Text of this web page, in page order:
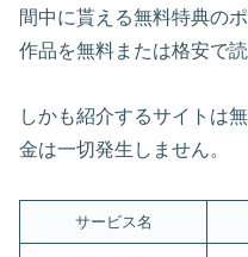
間中に貰える無料特典の
作品を無料または格安で
しかも紹介するサイトは
金は一切発生しません。
サービス名